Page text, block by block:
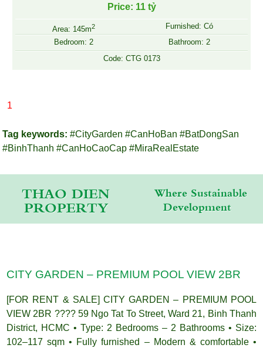
Price: 11 tỷ
Area: 145m2
Furnished: Có
Bedroom: 2
Bathroom: 2
Code: CTG 0173
1
Tag keywords:#CityGarden #CanHoBan #BatDongSan
#BinhThanh #CanHoCaoCap #MiraRealEstate
THAO DIEN
PROPERTY
Where Sustainable
Development
CITY GARDEN – PREMIUM POOL VIEW 2BR
[FOR RENT & SALE] CITY GARDEN – PREMIUM POOL
VIEW 2BR ???? 59 Ngo Tat To Street, Ward 21, Binh Thanh
District, HCMC • Type: 2 Bedrooms – 2 Bathrooms • Size:
102–117 sqm • Fully furnished – Modern & comfortable •